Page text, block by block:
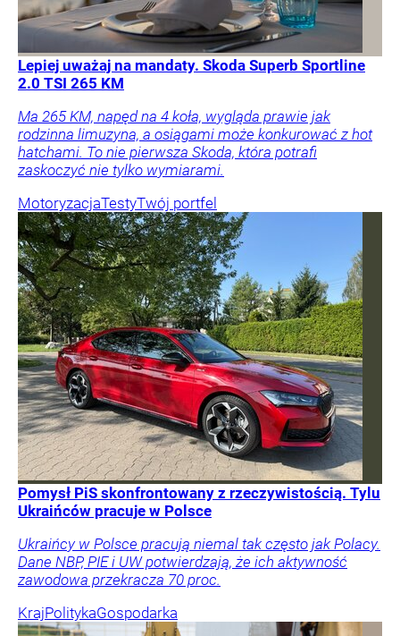
Lepiej uważaj na mandaty. Skoda Superb Sportline
2.0 TSI 265 KM
Ma 265 KM, napęd na 4 koła, wygląda prawie jak
rodzinna limuzyna, a osiągami może konkurować z hot
hatchami. To nie pierwsza Skoda, która potrafi
zaskoczyć nie tylko wymiarami.
MotoryzacjaTestyTwój portfel
Pomysł PiS skonfrontowany z rzeczywistością. Tylu
Ukraińców pracuje w Polsce
Ukraińcy w Polsce pracują niemal tak często jak Polacy.
Dane NBP, PIE i UW potwierdzają, że ich aktywność
zawodowa przekracza 70 proc.
KrajPolitykaGospodarka